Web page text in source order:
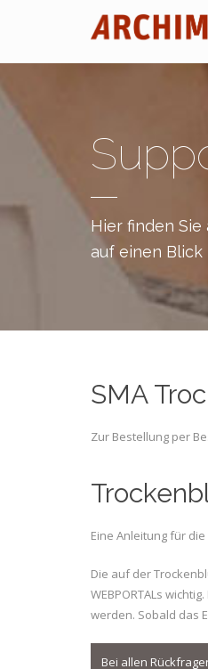
Hier finden
auf einen Blick
SMA
Zur Bestellung per
Eine Anleitung für
Die auf der
WEBPORTALs
werden. Sobald das
Bei allen